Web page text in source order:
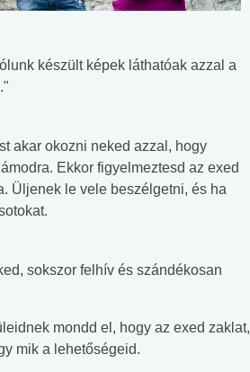
készült képek láthatóak azzal a
akar okozni neked azzal, hogy
Ekkor figyelmeztesd az exed
Üljenek le vele beszélgetni, és ha
sokszor felhív és szándékosan
mondd el, hogy az exed zaklat,
mik a lehetőségeid.